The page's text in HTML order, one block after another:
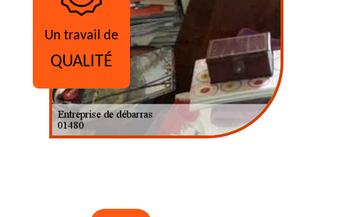
Un travail de
QUALITÉ